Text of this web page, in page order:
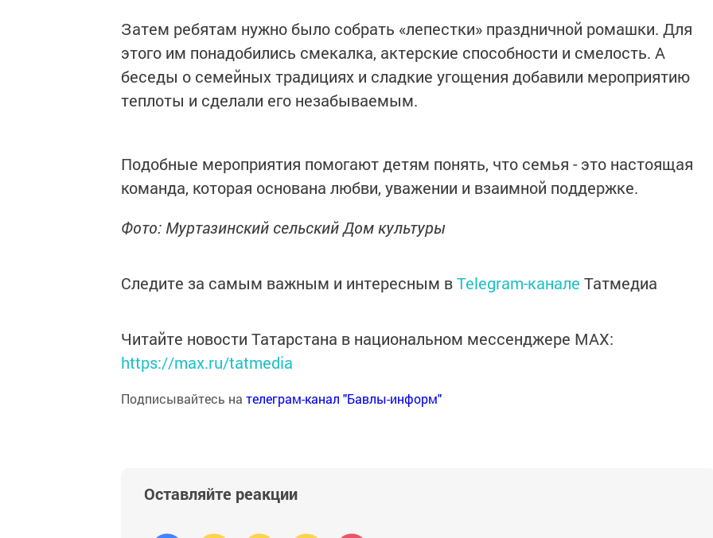
Затем ребятам нужно было собрать «лепестки» праздничной ромашки. Для
этого им понадобились смекалка, актерские способности и смелость. А
беседы о семейных традициях и сладкие угощения добавили мероприятию
теплоты и сделали его незабываемым.
Подобные мероприятия помогают детям понять, что семья - это настоящая
команда, которая основана любви, уважении и взаимной поддержке.
Фото: Муртазинский сельский Дом культуры
Следите за самым важным и интересным вTelegram-канале Татмедиа
Читайте новости Татарстана в национальном мессенджере MАХ:
https://max.ru/tatmedia
Подписывайтесь на телеграм-канал "Бавлы-информ"
Оставляйте реакции